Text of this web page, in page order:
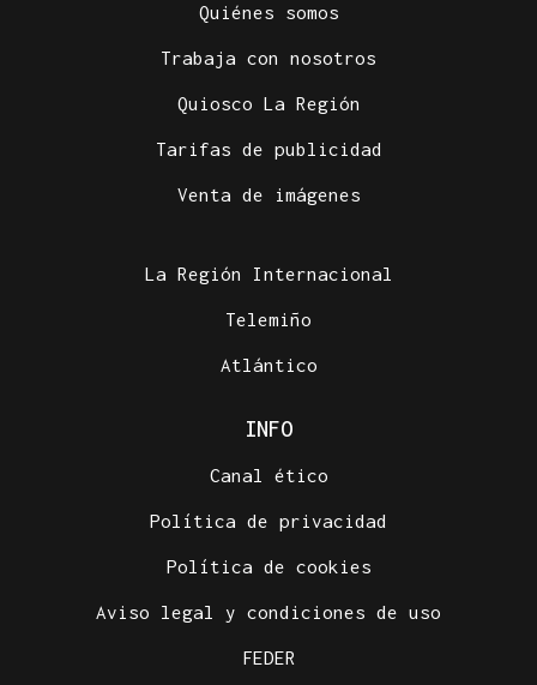
Quiénes somos
Trabaja con nosotros
Quiosco La Región
Tarifas de publicidad
Venta de imágenes
La Región Internacional
Telemiño
Atlántico
INFO
Canal ético
Política de privacidad
Política de cookies
Aviso legal y condiciones de uso
FEDER